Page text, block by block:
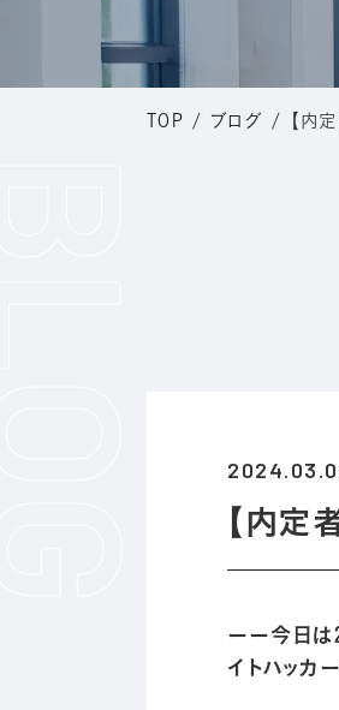
TOP / ブログ / 【内
【内定
ーー今日は
イトハッカ